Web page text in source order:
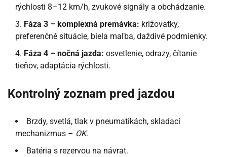
rýchlosti 8–12 km/h, zvukové signály a obchádzanie.
Fáza 3 – komplexná premávka: križovatky,
preferenčné situácie, biela maľba, daždivé podmienky.
Fáza 4 – nočná jazda: osvetlenie, odrazy, čítanie
tieňov, adaptácia rýchlosti.
Kontrolný zoznam pred jazdou
Brzdy, svetlá, tlak v pneumatikách, skladací
mechanizmus – OK.
Batéria s rezervou na návrat.